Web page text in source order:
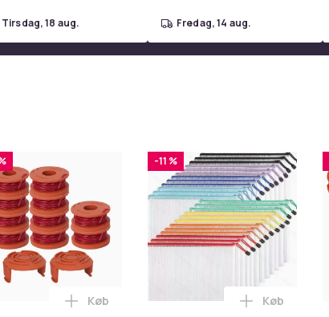
tirsdag, 18 aug. fredag, 14 aug.
i kurven
Stor Hollywood Makeup Spejl med lys USB bordplade
Læg Udskiftning til Worx trådtrimmer i
Køb
-11 %
Læg Tykke
Køb